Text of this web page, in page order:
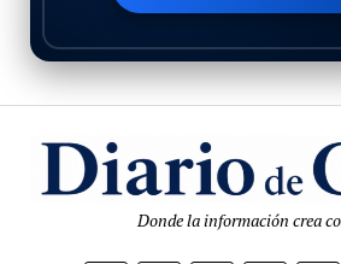
Donde la información crea